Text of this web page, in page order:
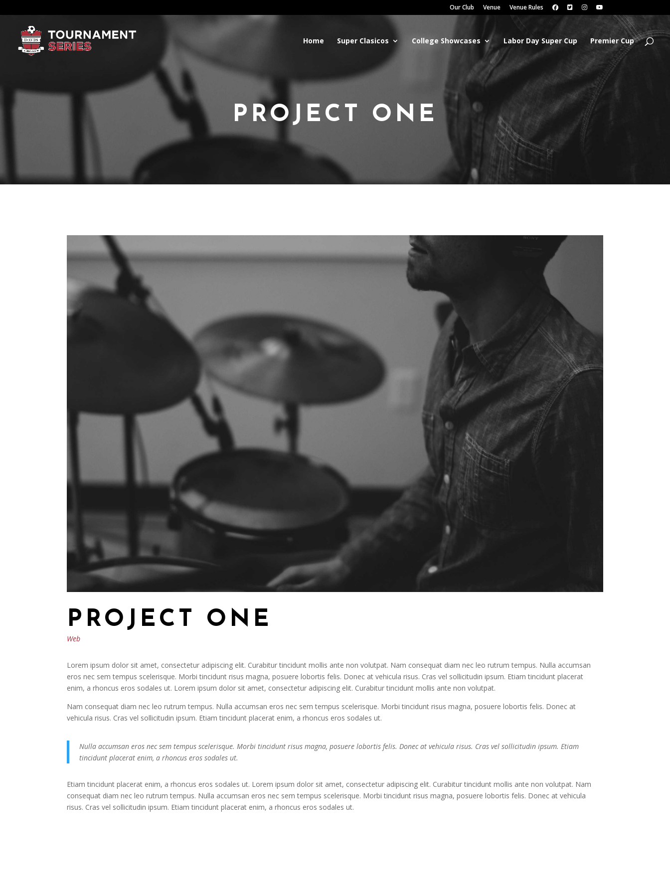
Our Club Venue Venue Rules
Home Super Clasicos College Showcases Labor Day Super Cup Premier Cup
PROJECT ONE
PROJECT ONE
Web
Lorem ipsum dolor sit amet, consectetur adipiscing elit. Curabitur tincidunt mollis ante non volutpat. Nam consequat diam nec leo rutrum tempus. Nulla accumsan
eros nec sem tempus scelerisque. Morbi tincidunt risus magna, posuere lobortis felis. Donec at vehicula risus. Cras vel sollicitudin ipsum. Etiam tincidunt placerat
enim, a rhoncus eros sodales ut. Lorem ipsum dolor sit amet, consectetur adipiscing elit. Curabitur tincidunt mollis ante non volutpat.
Nam consequat diam nec leo rutrum tempus. Nulla accumsan eros nec sem tempus scelerisque. Morbi tincidunt risus magna, posuere lobortis felis. Donec at
vehicula risus. Cras vel sollicitudin ipsum. Etiam tincidunt placerat enim, a rhoncus eros sodales ut.
Nulla accumsan eros nec sem tempus scelerisque. Morbi tincidunt risus magna, posuere lobortis felis. Donec at vehicula risus. Cras vel sollicitudin ipsum. Etiam
tincidunt placerat enim, a rhoncus eros sodales ut.
Etiam tincidunt placerat enim, a rhoncus eros sodales ut. Lorem ipsum dolor sit amet, consectetur adipiscing elit. Curabitur tincidunt mollis ante non volutpat. Nam
consequat diam nec leo rutrum tempus. Nulla accumsan eros nec sem tempus scelerisque. Morbi tincidunt risus magna, posuere lobortis felis. Donec at vehicula
risus. Cras vel sollicitudin ipsum. Etiam tincidunt placerat enim, a rhoncus eros sodales ut.